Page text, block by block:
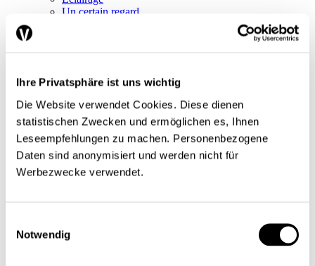
Ihre Privatsphäre ist uns wichtig
Die Website verwendet Cookies. Diese dienen
statistischen Zwecken und ermöglichen es, Ihnen
Leseempfehlungen zu machen. Personenbezogene
Daten sind anonymisiert und werden nicht für
Werbezwecke verwendet.
Notwendig
Un certain regard
Infographies
Services
Auteures et auteurs
Éditions imprimées
Qui sommes-nous?
Contact
Protection des données/Conditions d’utilisation
Impressum
DE